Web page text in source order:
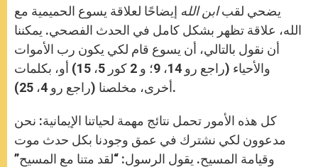
يضحي لقبابن الله إيضاحًا لعلاقة يسوع الحميمية مع
الله، علاقة تظهر بشكل كامل في الحدث الفصحي. يمكننا
أن نقول بالتالي، أن يسوع قام لكي يكون رب الأموات
والأحياء (راجع رو 14، 9؛ و 2 كور 5، 15) أو، بكلمات
أخرى، مخلصنا (راجع رو 4، 25).
كل هذه الأمور تحمل نتائج مهمة لحياتنا الإيمانية: نحن
مدعوون لكي نشترك في عمق وجودنا بكل حدث موت
وقيامة المسيح. يقول الرسول: “لقد متنا مع المسيح”